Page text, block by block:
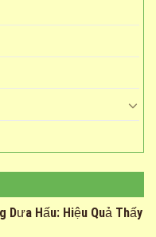
Dưa Hấu: Hiệu Quả Thấy